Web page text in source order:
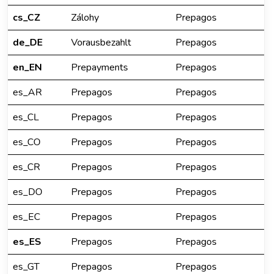
cs_CZ
Zálohy
Prepagos
de_DE
Vorausbezahlt
Prepagos
en_EN
Prepayments
Prepagos
es_AR
Prepagos
Prepagos
es_CL
Prepagos
Prepagos
es_CO
Prepagos
Prepagos
es_CR
Prepagos
Prepagos
es_DO
Prepagos
Prepagos
es_EC
Prepagos
Prepagos
es_ES
Prepagos
Prepagos
es_GT
Prepagos
Prepagos